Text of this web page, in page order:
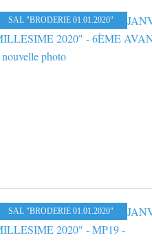
SAL "BRODERIE 01.01.2020"
SAL "BRODERIE 01.01.2020"